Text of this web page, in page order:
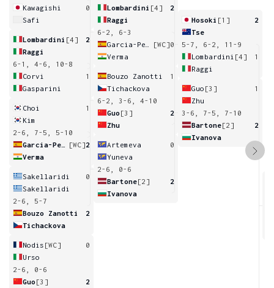
Kawagishi
0
Safi
Lombardini [4]
2
Raggi
6-1, 4-6, 10-8
Corvi
1
Gasparini
Choi
1
Kim
2-6, 7-5, 5-10
[WC]2
Verma
Sakellaridi
0
Sakellaridi
2-6, 5-7
Bouzo Zanotti
2
Tichackova
Nodis [WC]
0
Urso
2-6, 0-6
Guo [3]
2
Lombardini [4]
2
Raggi
6-2, 6-3
[WC]0
Verma
Bouzo Zanotti
1
Tichackova
6-2, 3-6, 4-10
Guo [3]
2
Zhu
Artemeva
0
Yuneva
2-6, 0-6
Bartone[2]
2
Ivanova
Hosoki [1]
2
Tse
5-7, 6-2, 11-9
Lombardini [4]
1
Raggi
Guo [3]
1
Zhu
3-6, 7-5, 7-10
Bartone[2]
2
Ivanova